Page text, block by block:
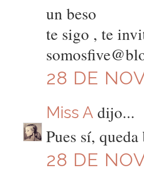
un beso
te sigo , te
28 DE
Miss Adijo...
Pues sí,
28 DE